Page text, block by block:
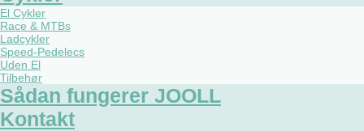
El Cykler
Race & MTBs
Ladcykler
Speed-Pedelecs
Uden El
Tilbehør
Sådan fungerer JOOLL
Kontakt